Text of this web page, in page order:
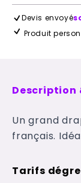
Devis envoyé
Produit
Description
Un grand
français.
Tarifs